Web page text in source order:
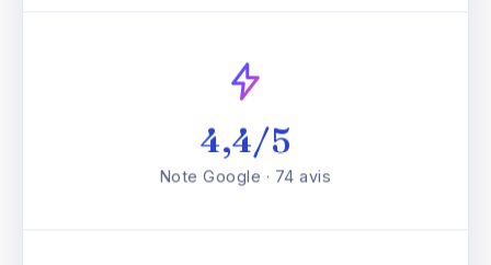
4,4/5
Note Google · 74 avis